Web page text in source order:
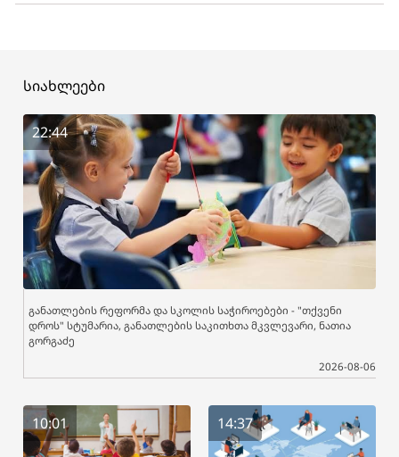
სიახლეები
22:44
განათლების რეფორმა და სკოლის საჭიროებები - "თქვენი
დროს" სტუმარია, განათლების საკითხთა მკვლევარი, ნათია
გორგაძე
2026-08-06
10:01 14:37